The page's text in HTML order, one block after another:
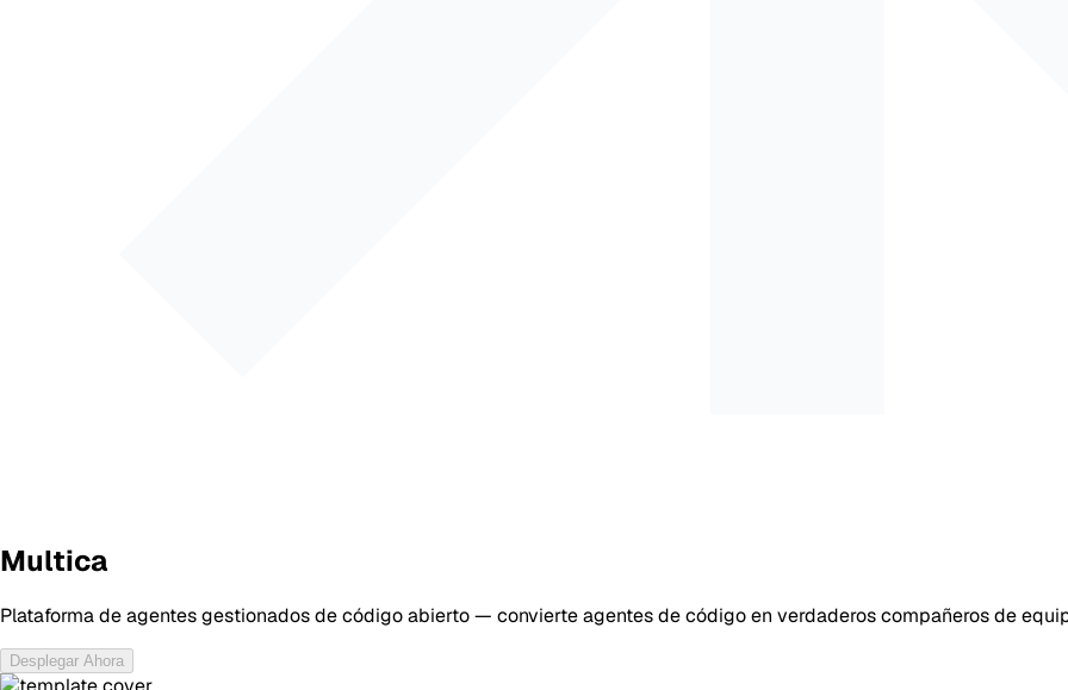
Multica
Plataforma de agentes gestionados de código abierto — convierte agentes de código en verdaderos compañeros de
Desplegar Ahora